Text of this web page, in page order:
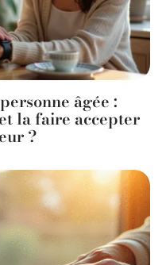
âgée :
la faire accepter
?